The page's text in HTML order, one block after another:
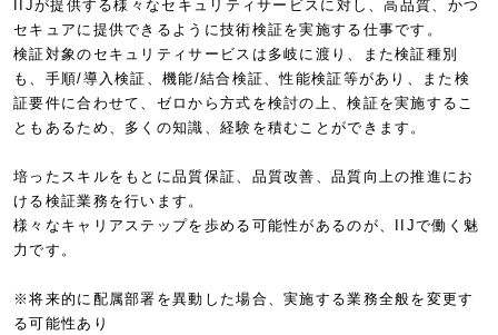
IIJが提供する様々なセキュリティサービスに対し、高品質、かつ
セキュアに提供できるように技術検証を実施する仕事です。
検証対象のセキュリティサービスは多岐に渡り、また検証種別
も、手順/導入検証、機能/結合検証、性能検証等があり、また検
証要件に合わせて、ゼロから方式を検討の上、検証を実施するこ
ともあるため、多くの知識、経験を積むことができます。
培ったスキルをもとに品質保証、品質改善、品質向上の推進にお
ける検証業務を行います。
様々なキャリアステップを歩める可能性があるのが、IIJで働く魅
力です。
※将来的に配属部署を異動した場合、実施する業務全般を変更す
る可能性あり